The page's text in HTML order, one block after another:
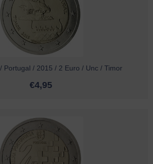
Portugal / 2015 / 2 Euro / Unc / Timor
€4,95